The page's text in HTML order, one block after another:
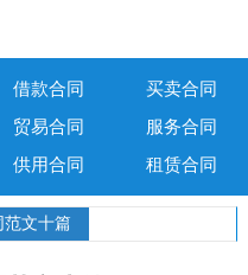
借款合同
买卖合同
贸易合同
服务合同
供用合同 租赁合同
范文十篇